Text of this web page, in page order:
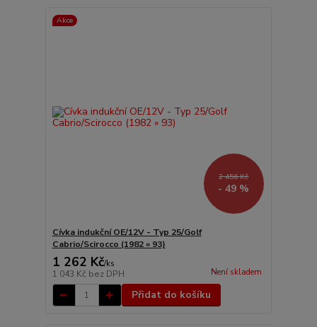
Akce
2 456 Kč
- 49 %
Cívka indukční OE/12V - Typ 25/Golf
Cabrio/Scirocco (1982 » 93)
1 262 Kč/ks
1 043 Kč bez DPH Není skladem
Přidat do košíku